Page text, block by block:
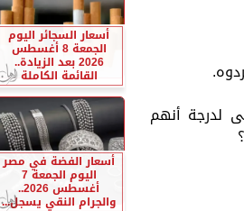
لدرجة أنهم
أسعار السجائر اليوم
الجمعة 8 أغسطس
2026 بعد الزيادة..
القائمة الكاملة
أسعار الفضة في مصر
اليوم الجمعة 7
أغسطس 2026..
والجرام النقي يسجل...